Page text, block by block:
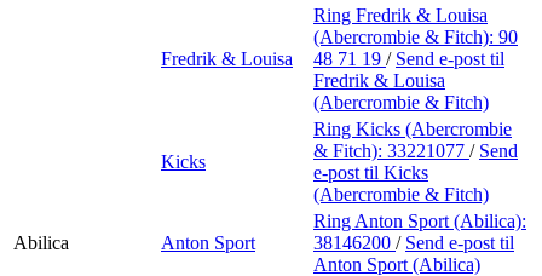
Fredrik & Louisa
Ring Fredrik & Louisa
(Abercrombie & Fitch): 90
48 71 19 / Send e-post til
Fredrik & Louisa
(Abercrombie & Fitch)
Kicks
Ring Kicks (Abercrombie
& Fitch): 33221077 / Send
e-post til Kicks
(Abercrombie & Fitch)
Abilica Anton Sport
Ring Anton Sport (Abilica):
38146200 / Send e-post til
Anton Sport (Abilica)